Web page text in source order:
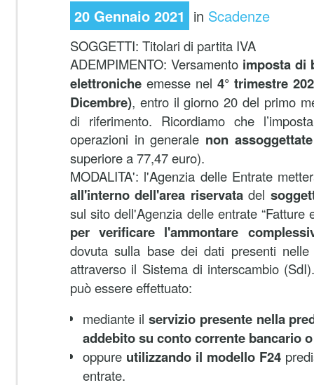
20 Gennaio 2021 in Scadenze
SOGGETTI: Titolari di partita IVA
ADEMPIMENTO: Versamento imposta di
elettroniche emesse nel 4° trimestre
Dicembre), entro il giorno 20 del primo
di riferimento. Ricordiamo che
operazioni in generale non
superiore a 77,47 euro).
MODALITA': l'Agenzia delle Entrate
all'interno dell'area riservatadel
sul sito dell'Agenzia delle entrate “Fatture
per verificare l'ammontare
dovuta sulla base dei dati presenti
attraverso il Sistema di interscambio
può essere effettuato:
mediante il servizio presente nella
addebito su conto corrente bancario
oppure utilizzando il modello F24
entrate.